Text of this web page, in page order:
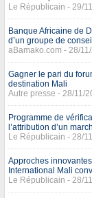
Le Républicain - 29/
Banque Africaine de
d’un groupe de
aBamako.com - 28/
Gagner le pari du
destination Mali
Autre presse - 28/11/
Programme de
l’attribution d’un
Le Républicain - 28/
Approches
International Mali
Le Républicain - 28/